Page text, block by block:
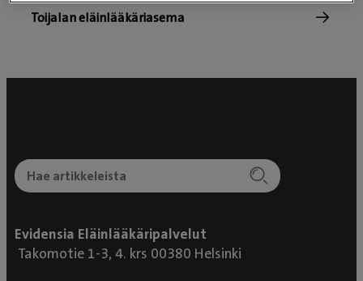
Toijalan eläinlääkäriasema
Evidensia Eläinlääkäripalvelut
Takomotie 1-3, 4. krs 00380 Helsinki